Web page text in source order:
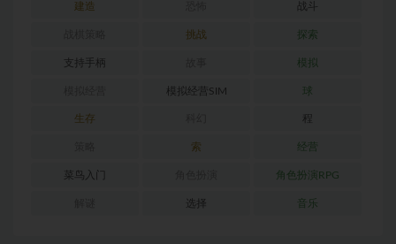
建造 战斗
挑战 探索
支持手柄 模拟
模拟经营SIM 球
生存 程
索 经营
菜鸟入门 角色扮演RPG
选择 音乐